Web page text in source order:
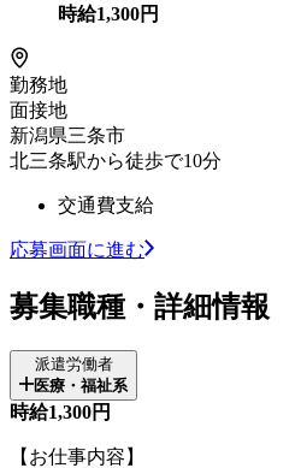
時給1,300円
勤務地
面接地
新潟県三条市
北三条駅から徒歩で10分
交通費支給
応募画面に進む
募集職種・詳細情報
派遣労働者
医療・福祉系
時給1,300円
【お仕事内容】